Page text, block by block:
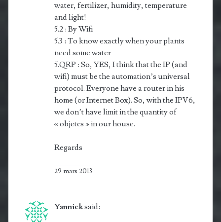
water, fertilizer, hu­mi­di­ty, temperature
and light!
5.2 : By Wifi
5.3 : To know exactly when your plants
need some water
5.QRP : So, YES, I think that the IP (and
wifi) must be the automation’s universal
protocol. Everyone have a router in his
home (or Internet Box). So, with the IPV6,
we don’t have limit in the quantity of
« objetcs » in our house.
Regards
29 mars 2013
Yannicksaid: